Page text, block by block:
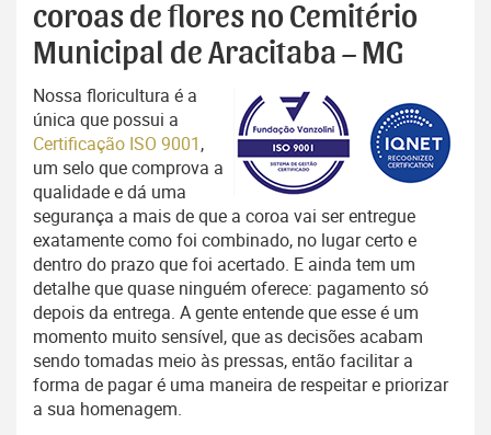
coroas de flores no Cemitério
Municipal de Aracitaba – MG
Nossa floricultura é a
única que possui a
Certificação ISO 9001,
um selo que comprova a
qualidade e dá uma
segurança a mais de que a coroa vai ser entregue
exatamente como foi combinado, no lugar certo e
dentro do prazo que foi acertado. E ainda tem um
detalhe que quase ninguém oferece: pagamento só
depois da entrega. A gente entende que esse é um
momento muito sensível, que as decisões acabam
sendo tomadas meio às pressas, então facilitar a
forma de pagar é uma maneira de respeitar e priorizar
a sua homenagem.